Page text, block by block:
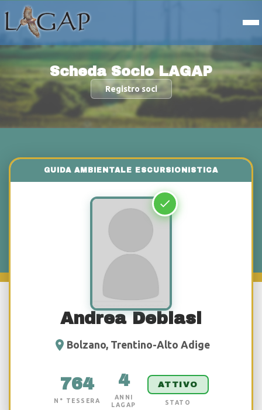
Scheda Socio LAGAP
Registro soci
Andrea Debiasi
Bolzano, Trentino-Alto Adige
764
N° TESSERA
4
ANNI
LAGAP
ATTIVO
STATO